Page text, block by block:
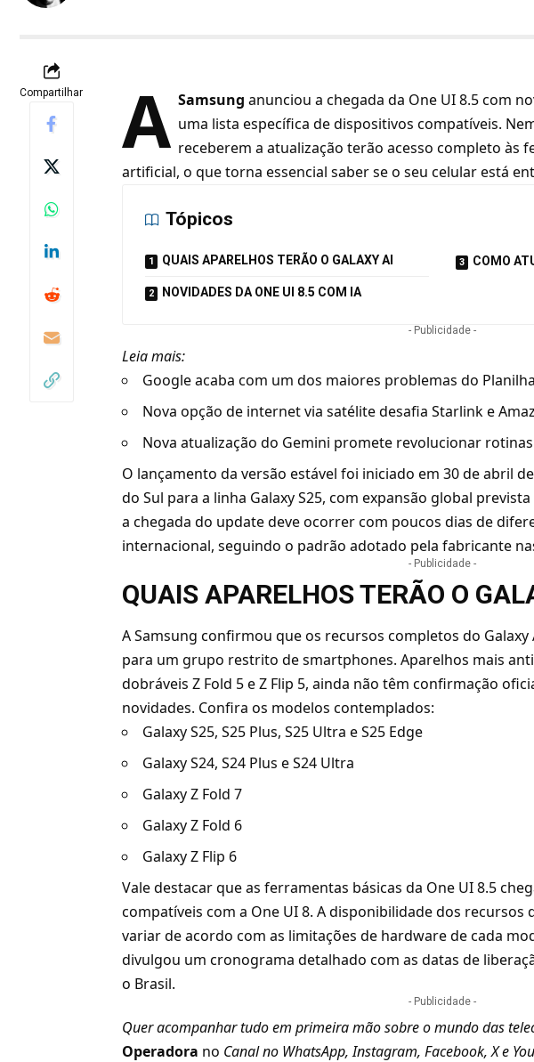
Compartilhar A Samsung anunciou a chegada da One UI 8.5 com
uma lista específica de dispositivos compatíveis.
receberem a atualização terão acesso completo às
artificial, o que torna essencial saber se o seu celular está
Tópicos
QUAIS APARELHOS TERÃO O GALAXY AI
NOVIDADES DA ONE UI 8.5 COM IA
COMO
- Publicidade -
Leia mais:
Google acaba com um dos maiores problemas do
Nova opção de internet via satélite desafia Starlink e
Nova atualização do Gemini promete revolucionar
O lançamento da versão estável foi iniciado em 30 de abril
do Sul para a linha Galaxy S25, com expansão global
a chegada do update deve ocorrer com poucos dias de
internacional, seguindo o padrão adotado pela fabricante
- Publicidade -
QUAIS APARELHOS TERÃO O
A Samsung confirmou que os recursos completos do Galaxy
para um grupo restrito de smartphones. Aparelhos mais
dobráveis Z Fold 5 e Z Flip 5, ainda não têm confirmação
novidades. Confira os modelos contemplados:
Galaxy S25, S25 Plus, S25 Ultra e S25 Edge
Galaxy S24, S24 Plus e S24 Ultra
Galaxy Z Fold 7
Galaxy Z Fold 6
Galaxy Z Flip 6
Vale destacar que as ferramentas básicas da One UI 8.5
compatíveis com a One UI 8. A disponibilidade dos
variar de acordo com as limitações de hardware de cada
divulgou um cronograma detalhado com as datas de
o Brasil.
- Publicidade -
Quer acompanhar tudo em primeira mão sobre o mundo das
Operadora no Canal no WhatsApp,Instagram,Facebook,Xe